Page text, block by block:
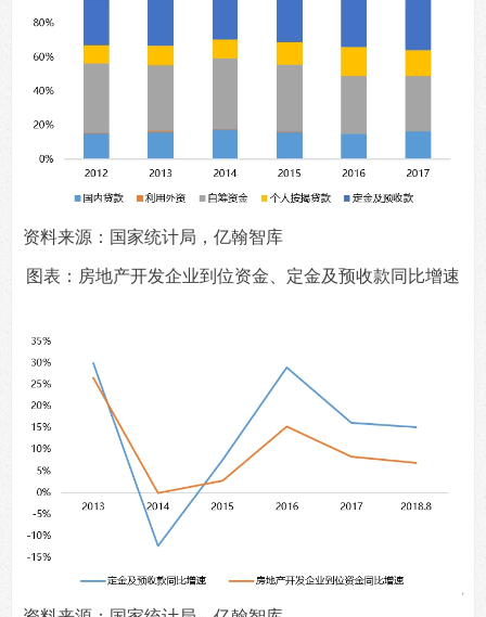
资料来源：国家统计局，亿翰智库
图表：房地产开发企业到位资金、定金及预收款同比增速